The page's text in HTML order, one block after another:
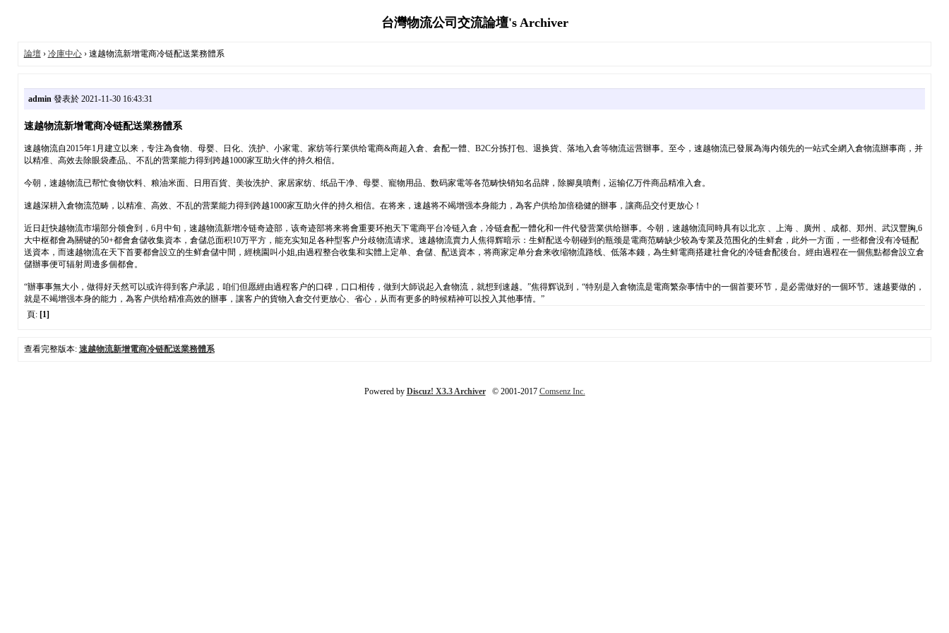
台灣物流公司交流論壇's Archiver
論壇› 冷庫中心› 速越物流新增電商冷链配送業務體系
admin發表於 2021-11-30 16:43:31
速越物流新增電商冷链配送業務體系
速越物流自2015年1月建立以来，专注為食物、母婴、日化、洗护、小家電、家纺等行業供给電商&商超入倉、倉配一體、B2C分拣打包、退换貨、落地入倉等物流运营辦事。至今，速越物流已發展為海内领先的一站式全網入倉物流辦事商，并
以精准、高效去除眼袋產品,、不乱的营業能力得到跨越1000家互助火伴的持久相信。
今朝，速越物流已帮忙食物饮料、粮油米面、日用百貨、美妆洗护、家居家纺、纸品干净、母婴、寵物用品、数码家電等各范畴快销知名品牌，除腳臭噴劑，运输亿万件商品精准入倉。
速越深耕入倉物流范畴，以精准、高效、不乱的营業能力得到跨越1000家互助火伴的持久相信。在将来，速越将不竭增强本身能力，為客户供给加倍稳健的辦事，讓商品交付更放心！
近日赶快越物流市場部分领會到，6月中旬，速越物流新增冷链奇迹部，该奇迹部将来将會重要环抱天下電商平台冷链入倉，冷链倉配一體化和一件代發营業供给辦事。今朝，速越物流同時具有以北京 、上海 、廣州 、成都、郑州、武汉豐胸,6
大中枢都會為關键的50+都會倉儲收集資本，倉儲总面积10万平方，能充实知足各种型客户分歧物流请求。速越物流賣力人焦得辉暗示：生鲜配送今朝碰到的瓶颈是電商范畴缺少较為专業及范围化的生鲜倉，此外一方面，一些都會没有冷链配
送資本，而速越物流在天下首要都會設立的生鲜倉儲中間，經桃園叫小姐,由過程整合收集和实體上定单、倉儲、配送資本，将商家定单分倉来收缩物流路线、低落本錢，為生鲜電商搭建社會化的冷链倉配後台。經由過程在一個焦點都會設立倉
儲辦事便可辐射周邊多個都會。
“辦事事無大小，做得好天然可以或许得到客户承認，咱们但愿經由過程客户的口碑，口口相传，做到大師说起入倉物流，就想到速越。”焦得辉说到，“特别是入倉物流是電商繁杂事情中的一個首要环节，是必需做好的一個环节。速越要做的，
就是不竭增强本身的能力，為客户供给精准高效的辦事，讓客户的貨物入倉交付更放心、省心，从而有更多的時候精神可以投入其他事情。”
頁: [1]
查看完整版本: 速越物流新增電商冷链配送業務體系
Powered by Discuz! X3.3 Archiver© 2001-2017 Comsenz Inc.